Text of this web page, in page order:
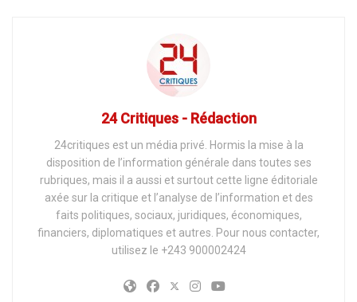
24 Critiques - Rédaction
24critiques est un média privé. Hormis la mise à la
disposition de l’information générale dans toutes ses
rubriques, mais il a aussi et surtout cette ligne éditoriale
axée sur la critique et l’analyse de l’information et des
faits politiques, sociaux, juridiques, économiques,
financiers, diplomatiques et autres. Pour nous contacter,
utilisez le +243 900002424